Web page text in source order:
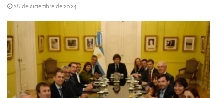
28 de diciembre de 2024